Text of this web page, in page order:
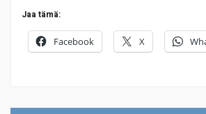
Jaa tämä:
Facebook X